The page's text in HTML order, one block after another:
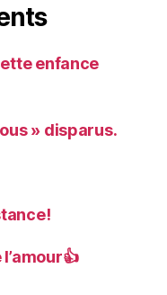
enfance
» disparus.